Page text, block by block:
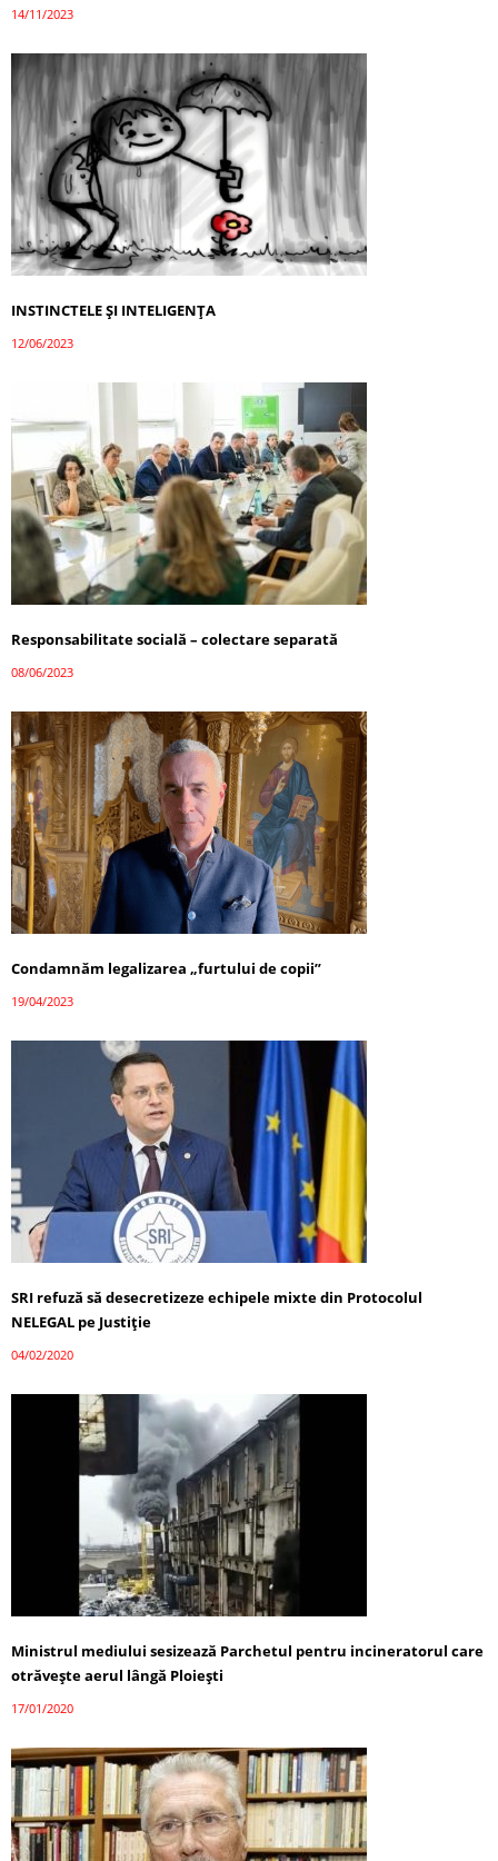
14/11/2023
INSTINCTELE ȘI INTELIGENȚA
12/06/2023
Responsabilitate socială – colectare separată
08/06/2023
Condamnăm legalizarea „furtului de copii”
19/04/2023
SRI refuză să desecretizeze echipele mixte din Protocolul
NELEGAL pe Justiție
04/02/2020
Ministrul mediului sesizează Parchetul pentru incineratorul care
otrăvește aerul lângă Ploiești
17/01/2020